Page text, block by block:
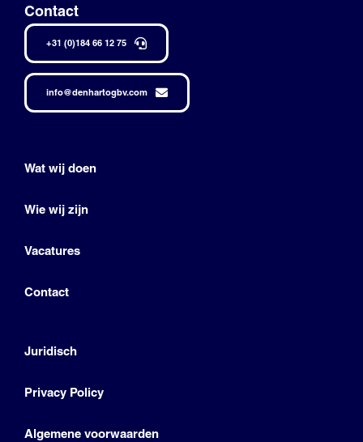
Contact
+31 (0)184 66 12 75
info@denhartogbv.com
Wat wij doen
Wie wij zijn
Vacatures
Contact
Juridisch
Privacy Policy
Algemene voorwaarden